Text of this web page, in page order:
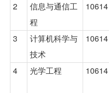
2
信息与通信工
程
10614
3
计算机科学与
技术
10614
4 光学工程 10614